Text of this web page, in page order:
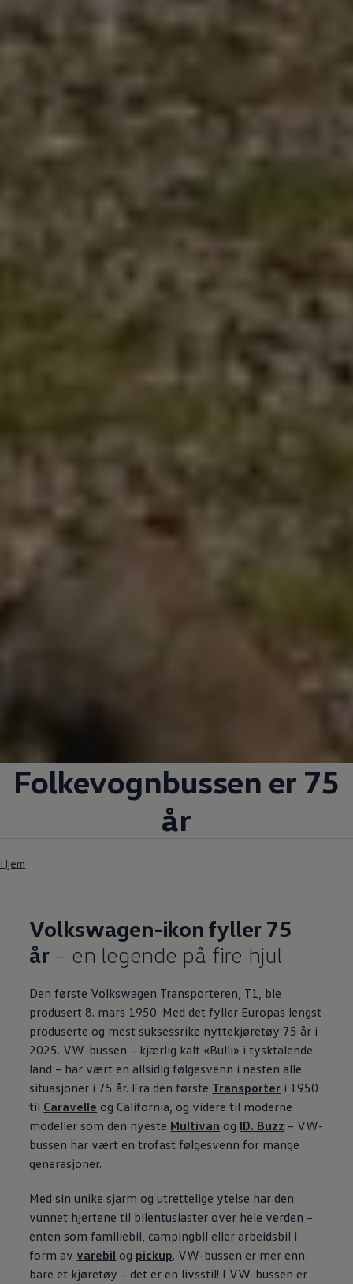
Folkevognbussen er 75
år
Hjem
Volkswagen-ikon fyller 75
år– en legende på fire hjul
Den første Volkswagen Transporteren, T1, ble
produsert 8. mars 1950. Med det fyller Europas lengst
produserte og mest suksessrike nyttekjøretøy 75 år i
2025. VW-bussen – kjærlig kalt «Bulli» i tysktalende
land – har vært en allsidig følgesvenn i nesten alle
situasjoner i 75 år. Fra den første Transporter i 1950
til Caravelle og California, og videre til moderne
modeller som den nyeste Multivan og ID. Buzz – VW-
bussen har vært en trofast følgesvenn for mange
generasjoner.
Med sin unike sjarm og utrettelige ytelse har den
vunnet hjertene til bilentusiaster over hele verden –
enten som familiebil, campingbil eller arbeidsbil i
form av varebil og pickup. VW-bussen er mer enn
bare et kjøretøy – det er en livsstil! I VW-bussen er